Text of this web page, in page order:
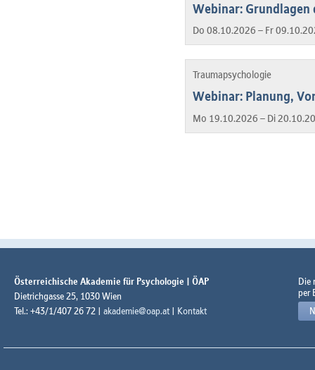
Webinar:
Do 08.10.2026 – Fr
Traumapsychologie
Webinar: Planung,
Mo 19.10.2026 – Di
Österreichische Akademie für Psychologie | ÖAP
Dietrichgasse 25, 1030 Wien
Tel.: +43/1/407 26 72 | akademie@oap.at | Kontakt
Die
per